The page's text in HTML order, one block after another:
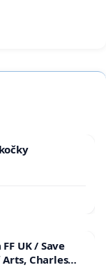
UK / Save
Charles